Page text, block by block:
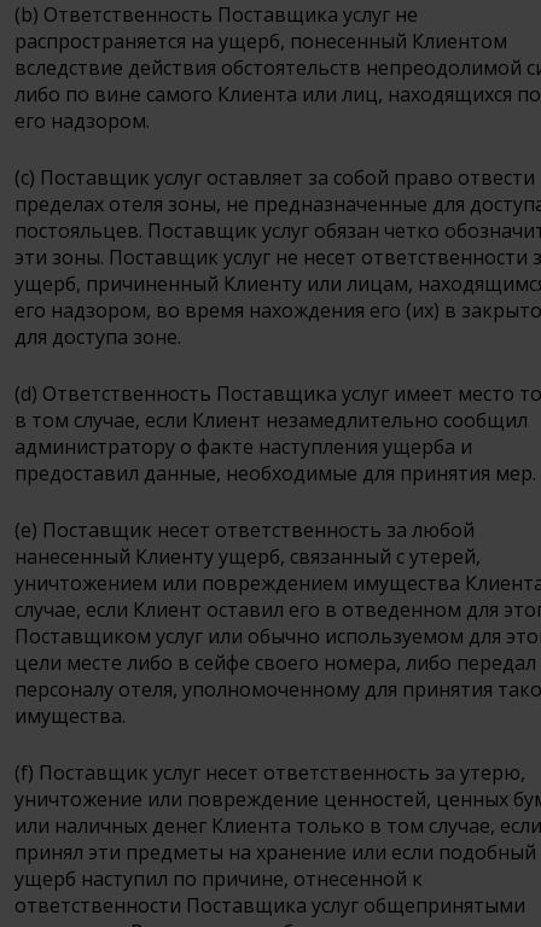
(b) Ответственность Поставщика услуг не
распространяется на ущерб, понесенный Клиентом
вследствие действия обстоятельств непреодолимой
либо по вине самого Клиента или лиц, находящихся
его надзором.
(c) Поставщик услуг оставляет за собой право отвести
пределах отеля зоны, не предназначенные для
постояльцев. Поставщик услуг обязан четко
эти зоны. Поставщик услуг не несет ответственности
ущерб, причиненный Клиенту или лицам,
его надзором, во время нахождения его (их) в
для доступа зоне.
(d) Ответственность Поставщика услуг имеет место
в том случае, если Клиент незамедлительно сообщил
администратору о факте наступления ущерба и
предоставил данные, необходимые для принятия мер.
(e) Поставщик несет ответственность за любой
нанесенный Клиенту ущерб, связанный с утерей,
уничтожением или повреждением имущества
случае, если Клиент оставил его в отведенном для
Поставщиком услуг или обычно используемом для
цели месте либо в сейфе своего номера, либо передал
персоналу отеля, уполномоченному для принятия
имущества.
(f) Поставщик услуг несет ответственность за утерю,
уничтожение или повреждение ценностей, ценных
или наличных денег Клиента только в том случае,
принял эти предметы на хранение или если подобный
ущерб наступил по причине, отнесенной к
ответственности Поставщика услуг общепринятыми